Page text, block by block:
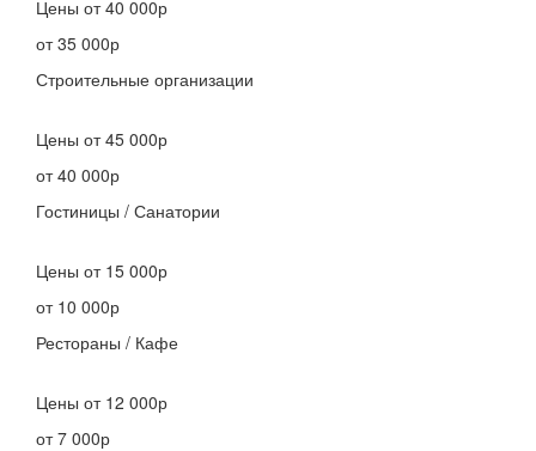
Цены от 40 000р
от 35 000р
Строительные организации
Цены от 45 000р
от 40 000р
Гостиницы / Санатории
Цены от 15 000р
от 10 000р
Рестораны / Кафе
Цены от 12 000р
от 7 000р